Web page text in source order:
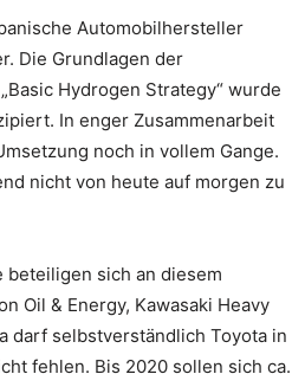
Automobilhersteller
Die Grundlagen der
Hydrogen Strategy“ wurde
In enger Zusammenarbeit
noch in vollem Gange.
nicht von heute auf morgen zu
beteiligen sich an diesem
Oil & Energy, Kawasaki Heavy
darf selbstverständlich Toyota in
fehlen. Bis 2020 sollen sich ca.